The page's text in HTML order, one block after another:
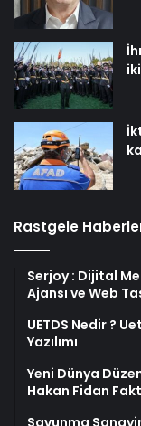
Rastgele
Serjoy : Dijital
Ajansı ve Web
UETDS Nedir ?
Yazılımı
Yeni Dünya
Hakan Fidan